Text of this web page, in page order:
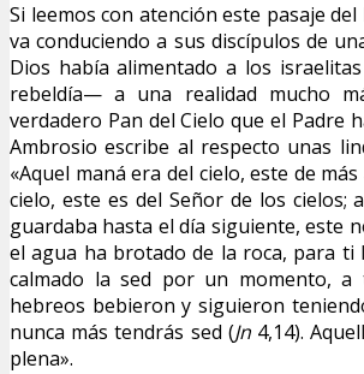
Si leemos con atención este pasaje
va conduciendo a sus discípulos de
Dios había alimentado a los
rebeldía— a una realidad mucho
verdadero Pan del Cielo que el Padre
Ambrosio escribe al respecto unas
«Aquel maná era del cielo, este de
cielo, este es del Señor de los
guardaba hasta el día siguiente, este
el agua ha brotado de la roca, para
calmado la sed por un momento,
hebreos bebieron y siguieron
nunca más tendrás sed (Jn4,14).
plena».